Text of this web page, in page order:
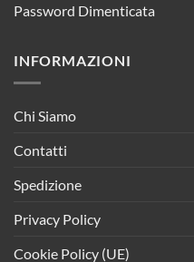
Password Dimenticata
INFORMAZIONI
Chi Siamo
Contatti
Spedizione
Privacy Policy
Cookie Policy (UE)